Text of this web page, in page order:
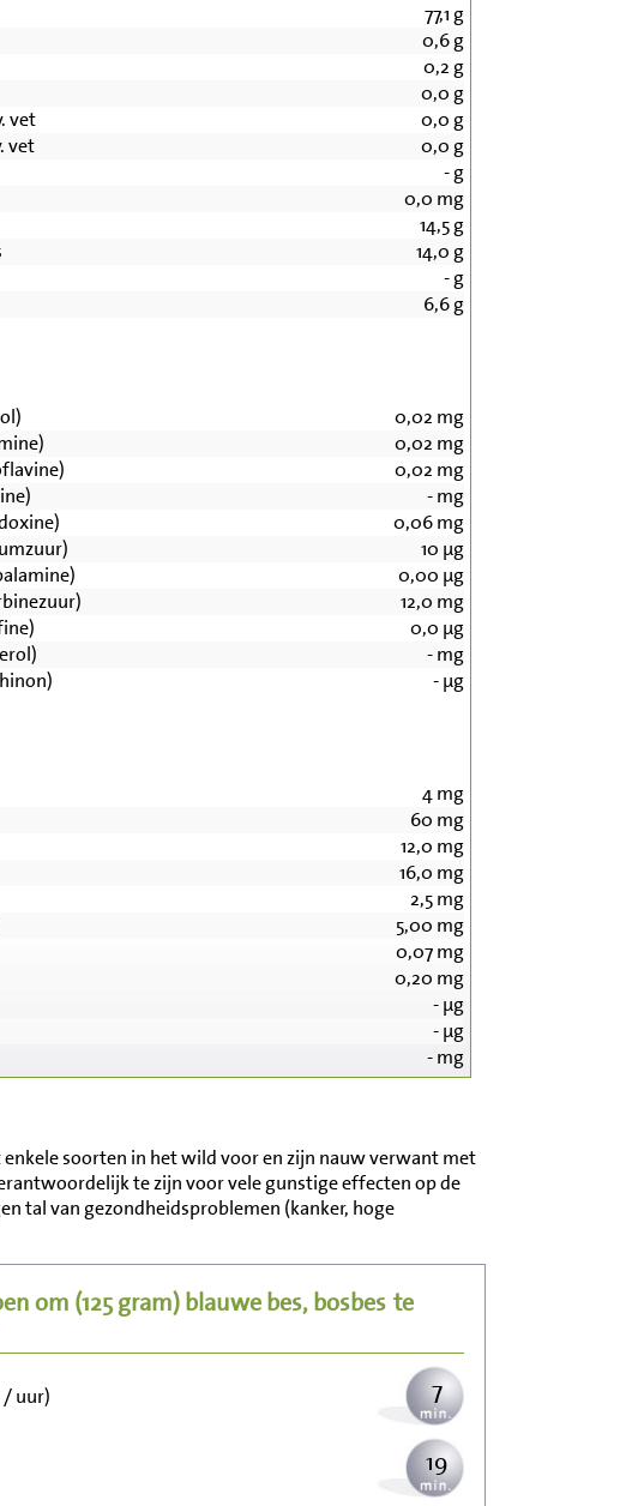
77,1 g
0,6g
0,2 g
0,0 g
vet
0,0 g
vet
0,0 g
-g
0,0 mg
14,5g
14,0 g
-g
6,6g
0,02 mg
0,02 mg
0,02 mg
-mg
0,06mg
10 µg
0,00 µg
12,0 mg
0,0 µg
-mg
-µg
4mg
60 mg
12,0 mg
16,0 mg
2,5mg
5,00 mg
0,07mg
0,20 mg
-µg
-µg
-mg
soorten in het wild voor en zijn nauw verwant met
te zijn voor vele gunstige effecten op de
tal van gezondheidsproblemen (kanker, hoge
om (125 gram)blauwe bes, bosbes te
68
/ uur) 7
19